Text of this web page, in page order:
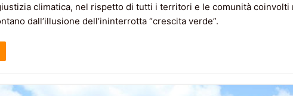
climatica, nel rispetto di tutti i territori e le comunità coinvolti
dall’illusione dell’ininterrotta “crescita verde”.